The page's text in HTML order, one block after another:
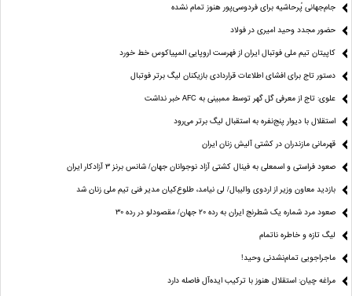
جام‌جهانی پُرحاشیه برای فردوسی‌پور هنوز تمام نشده
حضور مجدد وحید امیری در فولاد
کاپیتان تیم ملی فوتبال ایران از فهرست اروپایی المپیاکوس خط خورد
دستور تاج برای افشای اطلاعات قراردادی بازیکنان لیگ برتر فوتبال
علوی: تاج از معرفی گل گهر توسط ممبینی به AFC خبر نداشت
استقلال با دیوار پنج‌نفره به استقبال لیگ برتر می‌رود
قهرمانی مازندران در کشتی آلیش زنان ایران
صعود فراستی و اسمعلی به فینال کشتی آزاد نوجوانان جهان/ شانس برنز ۳ آزادکار ایران
بازدید معاون وزیر از اردوی والیبال/ لی نیامد، طلوع‌کیان مدیر فنی تیم ملی زنان شد
صعود مرد شماره یک شطرنج ایران به رده ۲۰ جهان/ مقصودلو در رده ۳۰
لیگ تازه و خاطره ناتمام
ماجراجویی تمام‌نشدنی وحید!
مراغه چیان: استقلال هنوز با ترکیب ایده‌آل فاصله دارد